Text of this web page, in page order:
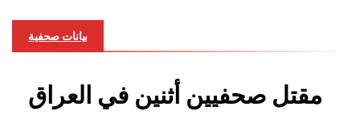
بيانات صحفية
مقتل صحفيين أثنين في العراق